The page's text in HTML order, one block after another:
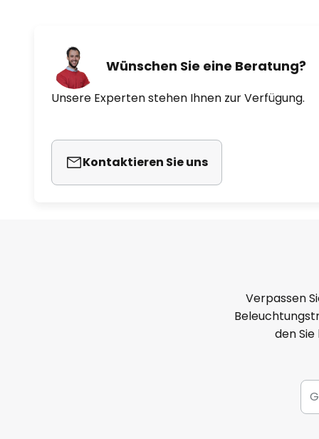
Wünschen Sie eine Beratung?
Unsere Experten stehen Ihnen zur Verfügung.
Kontaktieren Sie uns
Verpassen
den